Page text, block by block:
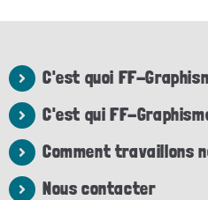
C'est quoi FF-
C'est qui FF-
Comment travaillons
Nous contacter